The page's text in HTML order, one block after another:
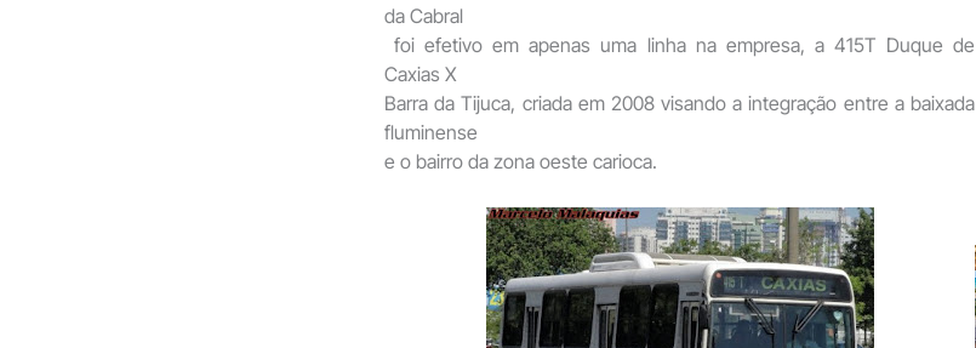
da Cabral
foi efetivo em apenas uma linha na empresa, a 415T Duque de
Caxias X
Barra da Tijuca, criada em 2008 visando a integração entre a baixada
fluminense
e o bairro da zona oeste carioca.